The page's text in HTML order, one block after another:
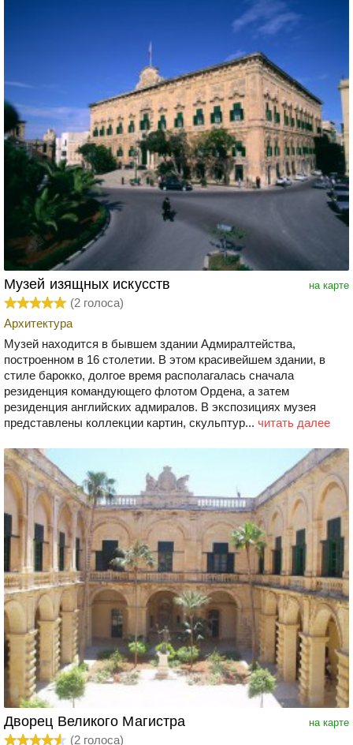
на карте
Музей изящных искусств
(2 голоса)
Архитектура
Музей находится в бывшем здании Адмиралтейства,
построенном в 16 столетии. В этом красивейшем здании, в
стиле барокко, долгое время располагалась сначала
резиденция командующего флотом Ордена, а затем
резиденция английских адмиралов. В экспозициях музея
представлены коллекции картин, скульптур... читать далее
на карте
Дворец Великого Магистра
(2 голоса)